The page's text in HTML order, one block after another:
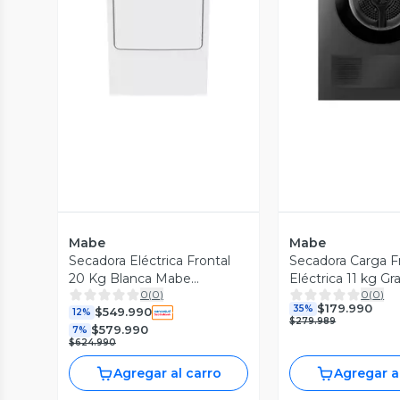
Vista Previa
Mabe
Secadora Eléctrica Frontal
20 Kg Blanca Mabe
SME26N5MNBCL0
0(0)
12% $549.990
7% $579.990
$624.990
Agregar al carro
Vista
Mabe
Secadora Carga
Eléctrica 11 kg
SEM011VDCL0
0(0)
35% $179.990
$279.989
Agregar